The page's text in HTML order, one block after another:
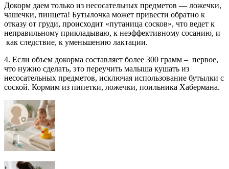
Докорм даем только из несосательных предметов — ложечки,
чашечки, пинцета! Бутылочка может привести обратно к
отказу от груди, происходит «путаница сосков», что ведет к
неправильному прикладываю, к неэффективному сосанию, и
как следствие, к уменьшению лактации.
4. Если объем докорма составляет более 300 грамм – первое,
что нужно сделать, это переучить малыша кушать из
несосательных предметов, исключая использование бутылки с
соской. Кормим из пипетки, ложечки, поильника Хабермана.